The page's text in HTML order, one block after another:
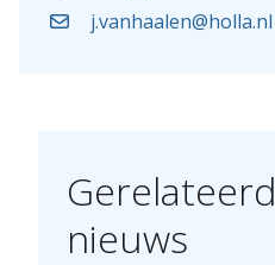
j.vanhaalen@holla.nl
Gerelateerd
nieuws